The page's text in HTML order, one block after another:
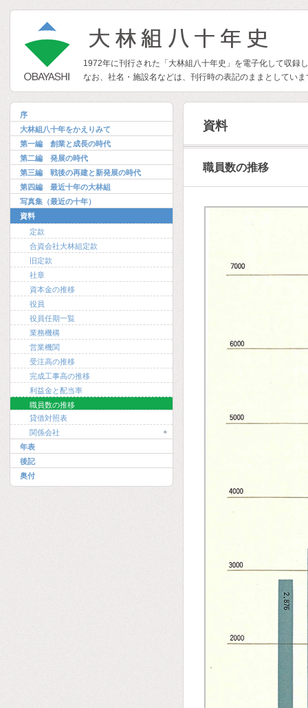
1972年に刊行された「大林組八十年史」を電子化して収録
なお、社名・施設名などは、刊行時の表記のままとしてい
序
大林組八十年をかえりみて
第一編 創業と成長の時代
第二編 発展の時代
第三編 戦後の再建と新発展の時代
第四編 最近十年の大林組
写真集（最近の十年）
資料
定款
合資会社大林組定款
旧定款
社章
資本金の推移
役員
役員任期一覧
業務機構
営業機関
受注高の推移
完成工事高の推移
利益金と配当率
職員数の推移
貸借対照表
関係会社
+
年表
後記
奥付
資料
職員数の推移